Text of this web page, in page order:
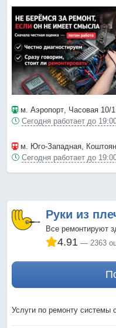
м. Аэропорт, Часовая 10/1
Сегодня работает до
м. Юго-Западная,
Сегодня работает до
Руки из
Все ремонтируют
4.91 2363
Услуги по ремонту системы